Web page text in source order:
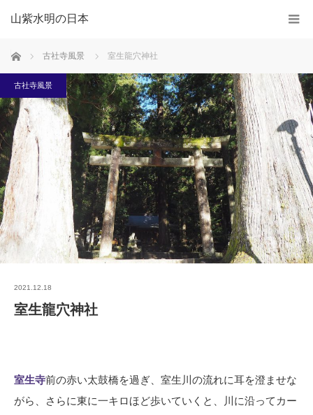
山紫水明の日本
ホーム 古社寺風景 室生龍穴神社
古社寺風景
2021.12.18
室生龍穴神社
室生寺前の赤い太鼓橋を過ぎ、室生川の流れに耳を澄ませな
がら、さらに東に一キロほど歩いていくと、川に沿ってカー